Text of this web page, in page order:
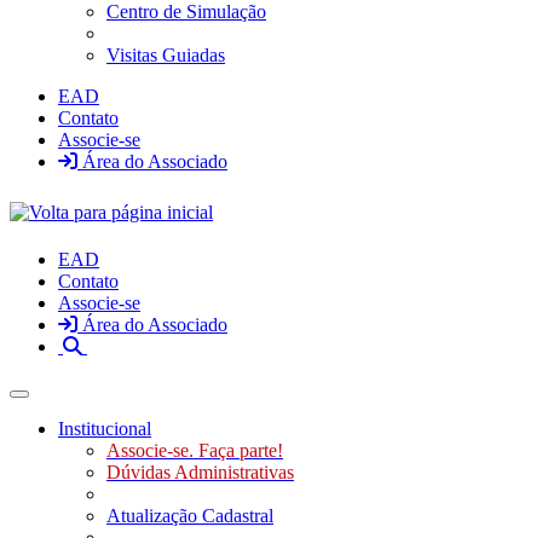
Centro de Simulação
Visitas Guiadas
EAD
Contato
Associe-se
Área do Associado
EAD
Contato
Associe-se
Área do Associado
Toggle navigation
Institucional
Associe-se. Faça parte!
Dúvidas Administrativas
Atualização Cadastral